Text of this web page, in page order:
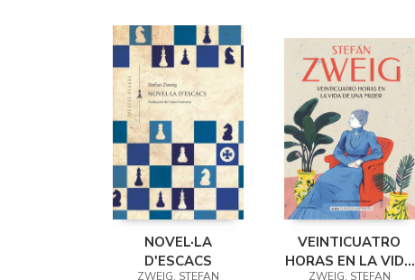
NOVEL·LA
D'ESCACS
ZWEIG, STEFAN
VEINTICUATRO
HORAS EN LA VIDA
ZWEIG, STEFAN